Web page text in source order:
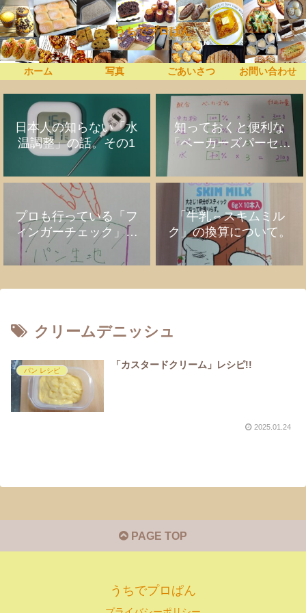
うちでプロぱん
ホーム 写真 ごあいさつ お問い合わせ
日本人の知らない「水
温調整」の話。その1
知っておくと便利な
「ベーカーズパーセン
ト」の話
プロも行っている「フ
ィンガーチェック」の
話。
「牛乳⇔スキムミル
ク」の換算について。
クリームデニッシュ
パン レシピ
「カスタードクリーム」レシピ!!
2025.01.24
PAGE TOP
うちでプロぱん